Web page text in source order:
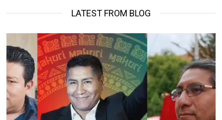
LATEST FROM BLOG